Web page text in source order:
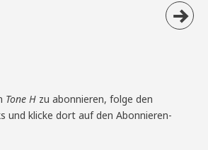
Tone H zu abonnieren, folge den
und klicke dort auf den Abonnieren-